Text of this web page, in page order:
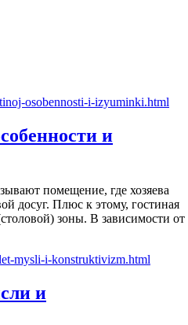
и
помещение, где хозяева
досуг. Плюс к этому, гостиная
зоны. В зависимости от
и